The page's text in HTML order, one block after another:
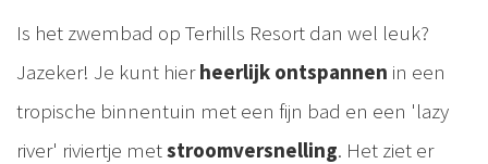
Is het zwembad op Terhills Resort dan wel leuk?
Jazeker! Je kunt hierheerlijk ontspannen in een
tropische binnentuin met een fijn bad en een 'lazy
river' riviertje metstroomversnelling. Het ziet er